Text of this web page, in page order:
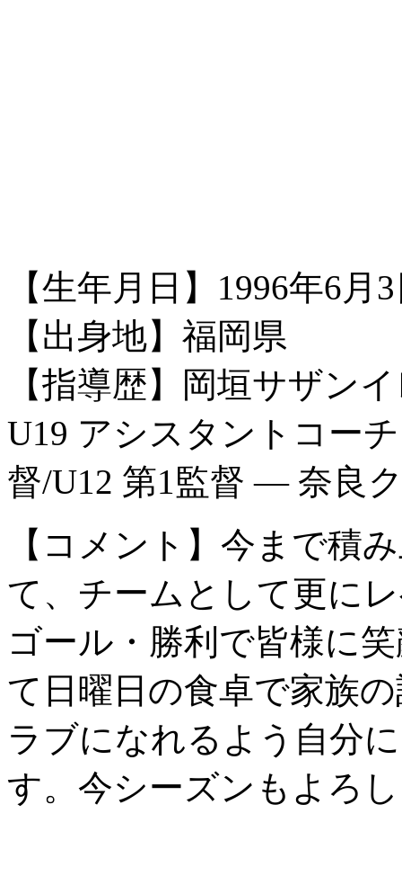
【生年月日】1996年6月
【出身地】福岡県
【指導歴】岡垣サザン
U19 アシスタントコー
督/U12 第1監督 ― 奈良
【コメント】今まで積
て、チームとして更に
ゴール・勝利で皆様に
て日曜日の食卓で家族
ラブになれるよう自分
す。今シーズンもよろ